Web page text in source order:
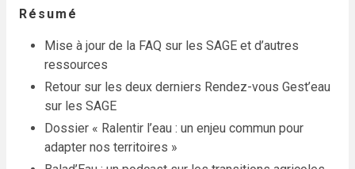
Résumé
Mise à jour de la FAQ sur les SAGE et d’autres
ressources
Retour sur les deux derniers Rendez-vous Gest’eau
sur les SAGE
Dossier « Ralentir l’eau : un enjeu commun pour
adapter nos territoires »